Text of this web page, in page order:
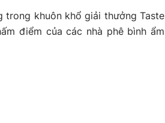
trong khuôn khổ giải thưởng Taste
điểm của các nhà phê bình ẩm